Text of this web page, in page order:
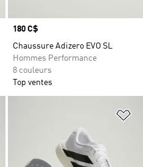
Prix
180 C$
Chaussure Adizero EVO SL
Hommes Performance
8 couleurs
Top ventes
Ajouter à la Liste de produits